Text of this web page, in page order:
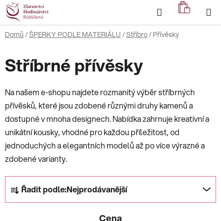
Přejít
na
obsah
Hledat
KOŠÍK
Domů /ŠPERKY PODLE MATERIÁLU /Stříbro/ Přívěsky
Stříbrné přívěsky
Na našem e-shopu najdete rozmanitý výběr stříbrných
přívěsků, které jsou zdobené různými druhy kamenů a
dostupné v mnoha designech. Nabídka zahrnuje kreativní a
unikátní kousky, vhodné pro každou příležitost, od
jednoduchých a elegantních modelů až po více výrazné a
zdobené varianty.
Ř
z
Řadit podle:Nejprodávanější
Cena